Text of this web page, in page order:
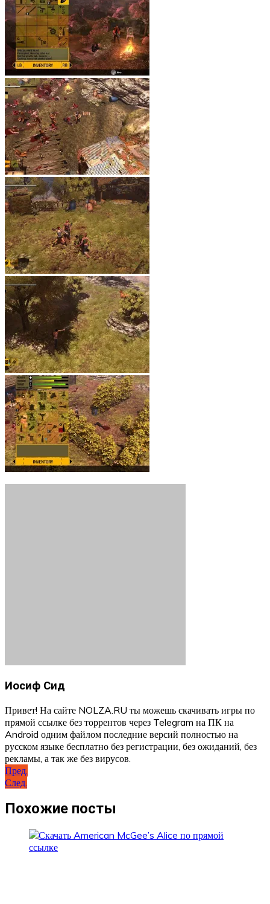
Иосиф Сид
Привет! На сайте NOLZA.RU ты можешь скачивать игры по
прямой ссылке без торрентов через Telegram на ПК на
Android одним файлом последние версий полностью на
русском языке бесплатно без регистрации, без ожиданий, без
рекламы, а так же без вирусов.
Навигация
по
записям
Пред.
След.
Похожие посты